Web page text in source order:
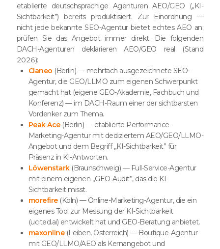
etablierte deutschsprachige Agenturen AEO/GEO („KI-
Sichtbarkeit”) bereits produktisiert. Zur Einordnung —
nicht jede bekannte SEO-Agentur bietet echtes AEO an;
prüfen Sie das Angebot immer direkt. Die folgenden
DACH-Agenturen deklarieren AEO/GEO real (Stand
2026):
Claneo (Berlin) — mehrfach ausgezeichnete SEO-
Agentur, die GEO/LLMO zum eigenen Schwerpunkt
gemacht hat (eigene GEO-Akademie, Fachbuch und
Konferenz) — im DACH-Raum einer der sichtbarsten
Vordenker zum Thema.
Peak Ace(Berlin) — etablierte Performance-
Marketing-Agentur mit dediziertem AEO/GEO/LLMO-
Angebot und dem Begriff „KI-Sichtbarkeit” für
Präsenz in KI-Antworten.
Löwenstark(Braunschweig) — Full-Service-Agentur
mit einem eigenen „GEO-Audit”, das die KI-
Sichtbarkeit misst.
morefire(Köln) — Online-Marketing-Agentur, die ein
eigenes Tool zur Messung der KI-Sichtbarkeit
(ucited.ai) entwickelt hat und GEO-Beratung anbietet.
maxonline(Leiben, Österreich) — Boutique-Agentur
mit GEO/LLMO/AEO als Kernangebot und